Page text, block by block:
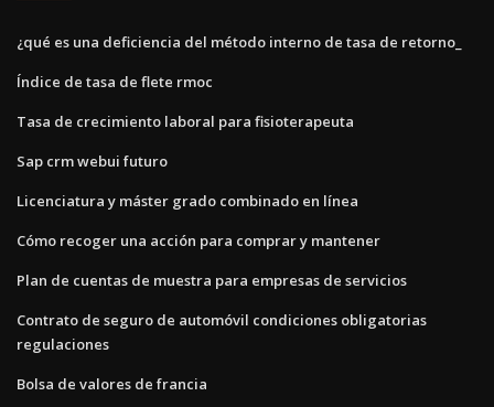
¿qué es una deficiencia del método interno de tasa de retorno_
Índice de tasa de flete rmoc
Tasa de crecimiento laboral para fisioterapeuta
Sap crm webui futuro
Licenciatura y máster grado combinado en línea
Cómo recoger una acción para comprar y mantener
Plan de cuentas de muestra para empresas de servicios
Contrato de seguro de automóvil condiciones obligatorias
regulaciones
Bolsa de valores de francia